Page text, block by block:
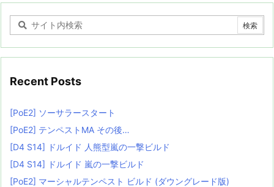
Recent Posts
[PoE2] ソーサラースタート
[PoE2] テンペストMA その後…
[D4 S14] ドルイド 人熊型嵐の一撃ビルド
[D4 S14] ドルイド 嵐の一撃ビルド
[PoE2] マーシャルテンペスト ビルド (ダウングレード版)